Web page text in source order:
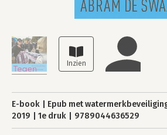
E-book Epub met
2019
1e druk 9789044636529